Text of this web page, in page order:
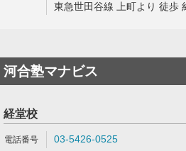
東急世田谷線 上町より 徒歩
河合塾マナビス
経堂校
03-5426-0525